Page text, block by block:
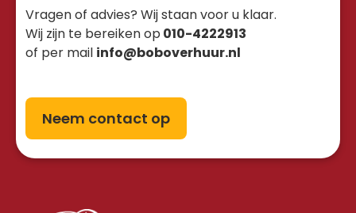
Vragen of advies? Wij staan voor u klaar.
Wij zijn te bereiken op 010-4222913
of per mail info@boboverhuur.nl
Neem contact op